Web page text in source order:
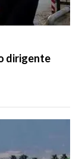
dirigente